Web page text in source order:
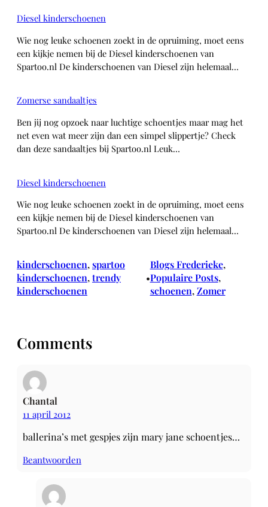
Diesel kinderschoenen
Wie nog leuke schoenen zoekt in de opruiming, moet eens
een kijkje nemen bij de Diesel kinderschoenen van
Spartoo.nl De kinderschoenen van Diesel zijn helemaal…
Zomerse sandaaltjes
Ben jij nog opzoek naar luchtige schoentjes maar mag het
net even wat meer zijn dan een simpel slippertje? Check
dan deze sandaaltjes bij Spartoo.nl Leuk…
Diesel kinderschoenen
Wie nog leuke schoenen zoekt in de opruiming, moet eens
een kijkje nemen bij de Diesel kinderschoenen van
Spartoo.nl De kinderschoenen van Diesel zijn helemaal…
kinderschoenen, spartoo
kinderschoenen, trendy
kinderschoenen
•
Blogs Frederieke,
Populaire Posts,
schoenen, Zomer
Comments
Chantal
11 april 2012
ballerina’s met gespjes zijn mary jane schoentjes…
Beantwoorden